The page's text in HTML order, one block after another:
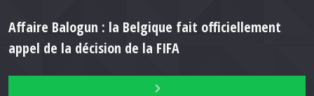
Affaire Balogun : la Belgique fait officiellement
appel de la décision de la FIFA